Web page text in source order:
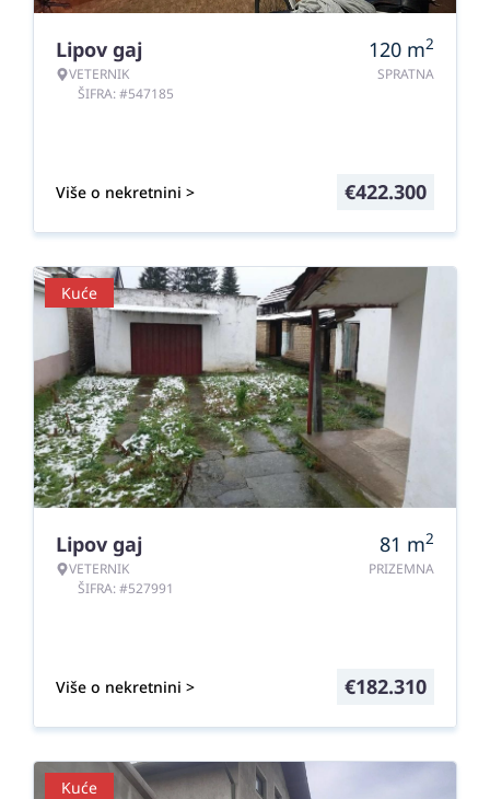
Lipov gaj
VETERNIK
ŠIFRA: #547185
120 m2
SPRATNA
Više o nekretnini > €422.300
Kuće
Lipov gaj
VETERNIK
ŠIFRA: #527991
81 m2
PRIZEMNA
Više o nekretnini > €182.310
Kuće